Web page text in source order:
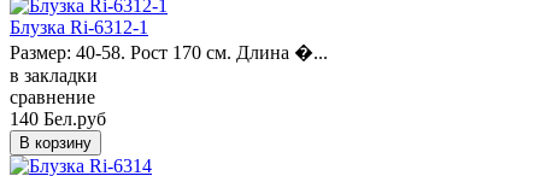
Блузка Ri-6312-1
Размер: 40-58. Рост 170 см. Длина �...
в закладки
сравнение
140 Бел.руб